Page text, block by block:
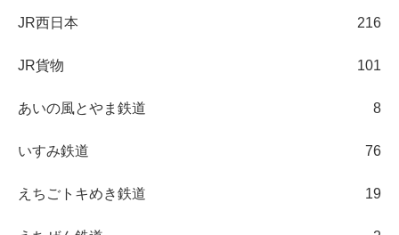
JR西日本 216
JR貨物 101
あいの風とやま鉄道 8
いすみ鉄道 76
えちごトキめき鉄道 19